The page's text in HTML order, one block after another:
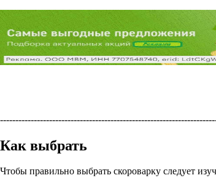
Как выбрать
Чтобы правильно выбрать скороварку следует